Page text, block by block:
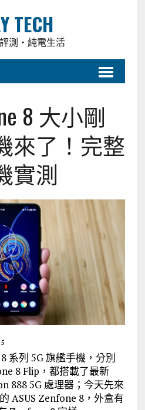
TECH
測・純電生活
8 大小剛
來了！完整
實測
系列 5G 旗艦手機，分別
8 Flip，都搭載了最新
888 5G 處理器；今天先來
ASUS Zenfone 8，外盒有